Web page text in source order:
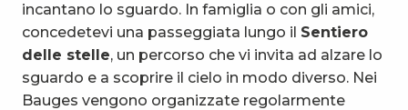
5 Attività e mezzi insoliti
6 Attività acquatiche
incantano lo sguardo. In famiglia o con gli amici,
concedetevi una passeggiata lungo il Sentiero
delle stelle, un percorso che vi invita ad alzare lo
sguardo e a scoprire il cielo in modo diverso. Nei
Bauges vengono organizzate regolarmente